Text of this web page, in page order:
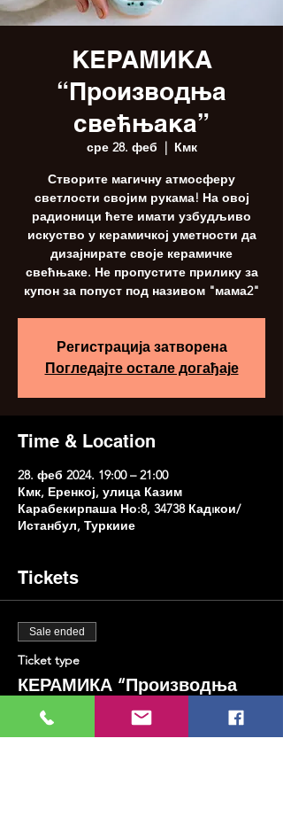
КЕРАМИКА
“Производња
свећњака”
сре 28. феб
  |
Кмк
Створите магичну атмосферу
светлости својим рукама! На овој
радионици ћете имати узбудљиво
искуство у керамичкој уметности да
дизајнирате своје керамичке
свећњаке. Не пропустите прилику за
купон за попуст под називом "мама2"
Регистрација затворена
Погледајте остале догађаје
Time & Location
28. феб 2024. 19:00 – 21:00
Кмк, Еренкој, улица Казим
Карабекирпаша Но:8, 34738 Кадıкои/
Истанбул, Туркиие
Tickets
Sale ended
Ticket type
КЕРАМИКА “Производња
свећњака”